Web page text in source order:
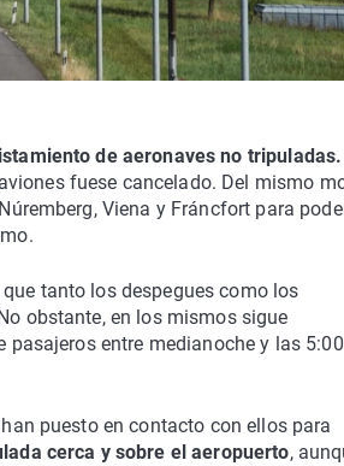
de aeronaves no tripuladas.
fuese cancelado. Del mismo
Viena y Fráncfort para
que tanto los despegues como los
obstante, en los mismos sigue
entre medianoche y las 5:00
puesto en contacto con ellos para
cerca y sobre el aeropuerto,